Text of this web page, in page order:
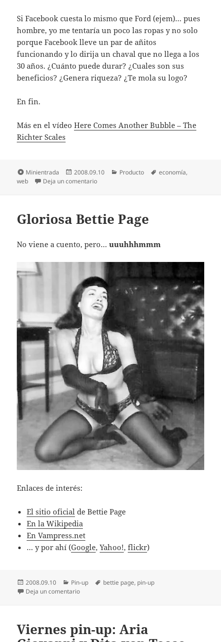
Si Facebook cuesta lo mismo que Ford (ejem)… pues
hombre, yo me tentarí­a un poco las ropas y no solo
porque Facebook lleve un par de añitos
funcionando y lo dirija un chaval que no llega a los
30 años. ¿Cuánto puede durar? ¿Cuales son sus
beneficios? ¿Genera riqueza? ¿Te mola su logo?
En fin.
Más en el ví­deoHere Comes Another Bubble – The
Richter Scales
Formato
Minientrada
Publicado
el
2008.09.10 Categorías
Producto Etiquetas
economía,
web
Deja un comentarioen La «inexistente» burbuja 2.0
Gloriosa Bettie Page
No viene a cuento, pero…uuuhhhmmm
Enlaces de interés:
El sitio oficial de Bettie Page
En la Wikipedia
En Vampress.net
… y por ahí­ (Google,Yahoo!,flickr)
Publicado
el
2008.09.10 Categorías
Pin-up Etiquetas
bettie page, pin-up
Deja un comentarioen Gloriosa Bettie Page
Viernes pin-up: Aria